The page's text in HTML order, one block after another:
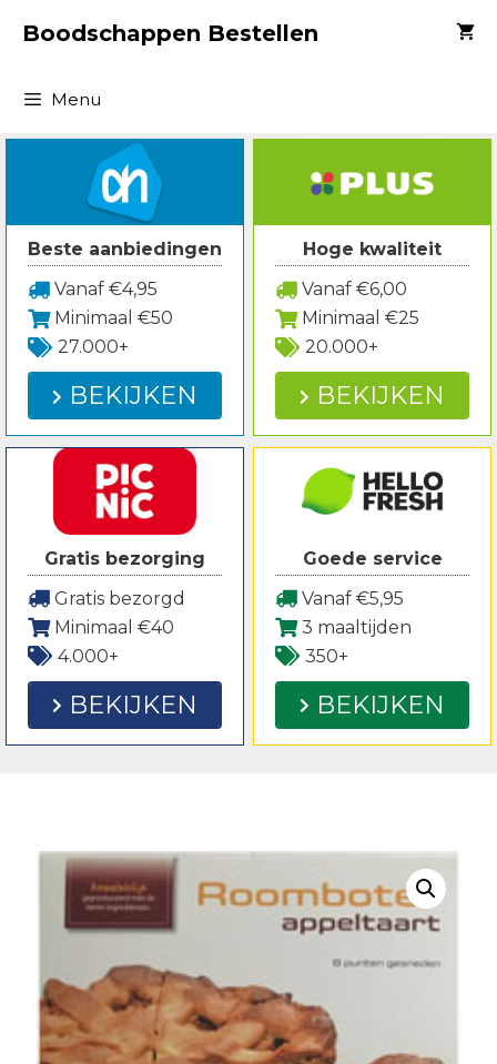
naarBoodschappen Bestellen
Menu
Beste aanbiedingen
Vanaf €4,95
Minimaal €50
27.000+
BEKIJKEN
Hoge kwaliteit
Vanaf €6,00
Minimaal €25
20.000+
BEKIJKEN
Gratis bezorging
Gratis bezorgd
Minimaal €40
4.000+
BEKIJKEN
Goede service
Vanaf €5,95
3 maaltijden
350+
BEKIJKEN